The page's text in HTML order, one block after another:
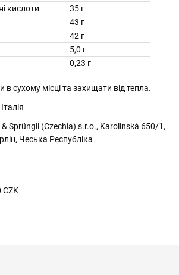
кислоти 35 г
43 г
42 г
5,0 г
0,23 г
в сухому місці та захищати від тепла.
Італія
Sprüngli (Czechia) s.r.o., Karolinská 650/1,
Чеська Республіка
CZK